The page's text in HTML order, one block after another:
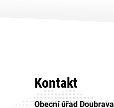
Kontakt
Obecní úřad Doubrava